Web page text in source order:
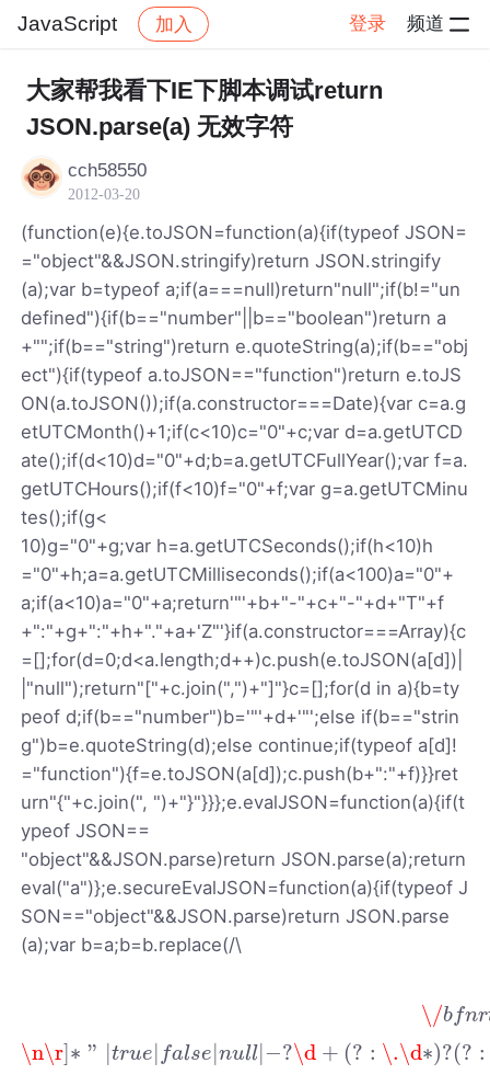
JavaScript 加入 登录 频道
社区 JavaScript 帖子详情
大家帮我看下IE下脚本调试return
JSON.parse(a) 无效字符
cch58550
2012-03-20
(function(e){e.toJSON=function(a){if(typeof JSON=
="object"&&JSON.stringify)return JSON.stringify
(a);var b=typeof a;if(a===null)return"null";if(b!="un
defined"){if(b=="number"||b=="boolean")return a
+"";if(b=="string")return e.quoteString(a);if(b=="obj
ect"){if(typeof a.toJSON=="function")return e.toJS
ON(a.toJSON());if(a.constructor===Date){var c=a.g
etUTCMonth()+1;if(c<10)c="0"+c;var d=a.getUTCD
ate();if(d<10)d="0"+d;b=a.getUTCFullYear();var f=a.
getUTCHours();if(f<10)f="0"+f;var g=a.getUTCMinu
tes();if(g<
10)g="0"+g;var h=a.getUTCSeconds();if(h<10)h
="0"+h;a=a.getUTCMilliseconds();if(a<100)a="0"+
a;if(a<10)a="0"+a;return'"'+b+"-"+c+"-"+d+"T"+f
+":"+g+":"+h+"."+a+'Z"'}if(a.constructor===Array){c
=[];for(d=0;d<a.length;d++)c.push(e.toJSON(a[d])|
|"null");return"["+c.join(",")+"]"}c=[];for(d in a){b=ty
peof d;if(b=="number")b='"'+d+'"';else if(b=="strin
g")b=e.quoteString(d);else continue;if(typeof a[d]!
="function"){f=e.toJSON(a[d]);c.push(b+":"+f)}}ret
urn"{"+c.join(", ")+"}"}}};e.evalJSON=function(a){if(t
ypeof JSON==
"object"&&JSON.parse)return JSON.parse(a);return
eval("a")};e.secureEvalJSON=function(a){if(typeof J
SON=="object"&&JSON.parse)return JSON.parse
(a);var b=a;b=b.replace(/\
\/b fnr
\n\r]∗ " true false |null −?\d + (? : \.\d∗)?(? :